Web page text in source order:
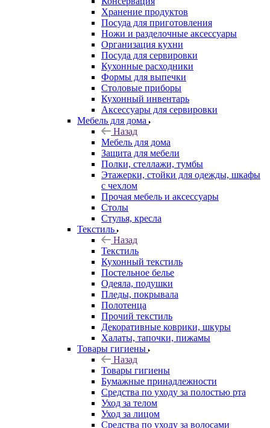
Хранение продуктов
Посуда для приготовления
Ножи и разделочные аксессуары
Организация кухни
Посуда для сервировки
Кухонные расходники
Формы для выпечки
Столовые приборы
Кухонный инвентарь
Аксессуары для сервировки
Мебель для дома
Назад
Мебель для дома
Защита для мебели
Полки, стеллажи, тумбы
Этажерки, стойки для одежды, шкафы
с чехлом
Прочая мебель и аксессуары
Столы
Стулья, кресла
Текстиль
Назад
Текстиль
Кухонный текстиль
Постельное белье
Одеяла, подушки
Пледы, покрывала
Полотенца
Прочий текстиль
Декоративные коврики, шкуры
Халаты, тапочки, пижамы
Товары гигиены
Назад
Товары гигиены
Бумажные принадлежности
Средства по уходу за полостью рта
Уход за телом
Уход за лицом
Средства по уходу за волосами